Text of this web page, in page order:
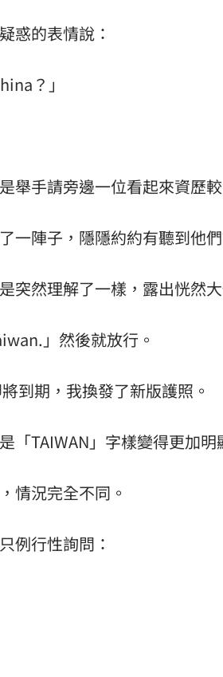
惑的表情說：
？」
舉手請旁邊一位看起來資歷
一陣子，隱隱約約有聽到他
突然理解了一樣，露出恍然大
」然後就放行。
到期，我換發了新版護照。
「TAIWAN」字樣變得更加明
情況完全不同。
例行性詢問：